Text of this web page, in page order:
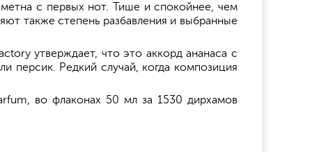
с первых нот. Тише и спокойнее, чем
также степень разбавления и выбранные
утверждает, что это аккорд ананаса с
Редкий случай, когда композиция
во флаконах 50 мл за 1530 дирхамов